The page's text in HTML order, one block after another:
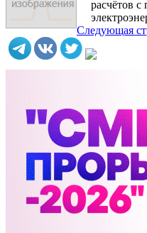
расчётов
Следующая